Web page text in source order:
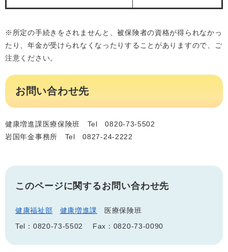
※所定の手続きをされませんと、被保険者の資格が得られなかっ
たり、年金が受けられなくなったりすることがありますので、ご
注意ください。
お問い合わせ先
健康増進課医療保険班 Tel 0820-73-5502
岩国年金事務所 Tel 0827-24-2222
このページに関するお問い合わせ先
健康福祉部 健康増進課
医療保険班
Tel：0820-73-5502
Fax：0820-73-0090